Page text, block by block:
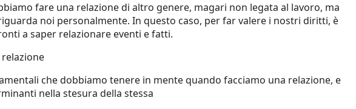
fare una relazione di altro genere, magari non legata al lavoro, ma
noi personalmente. In questo caso, per far valere i nostri diritti, è
a saper relazionare eventi e fatti.
che dobbiamo tenere in mente quando facciamo una relazione, e
nella stesura della stessa